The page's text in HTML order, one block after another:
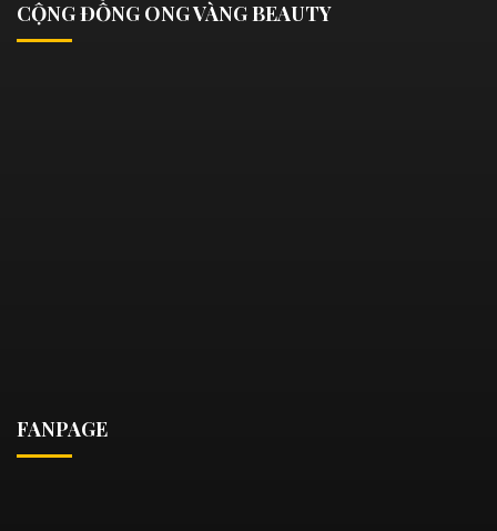
CỘNG ĐỒNG ONG VÀNG BEAUTY
FANPAGE